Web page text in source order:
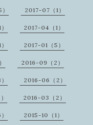
2017-07（1）
2017-04（1）
2017-01（5）
2016-09（2）
2016-06（2）
2016-03（2）
2015-10（1）